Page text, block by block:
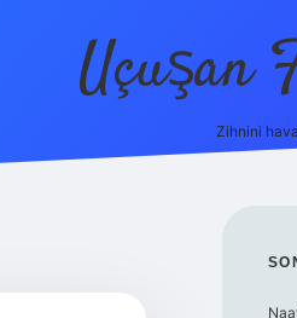
Uçuşan
Zihnini